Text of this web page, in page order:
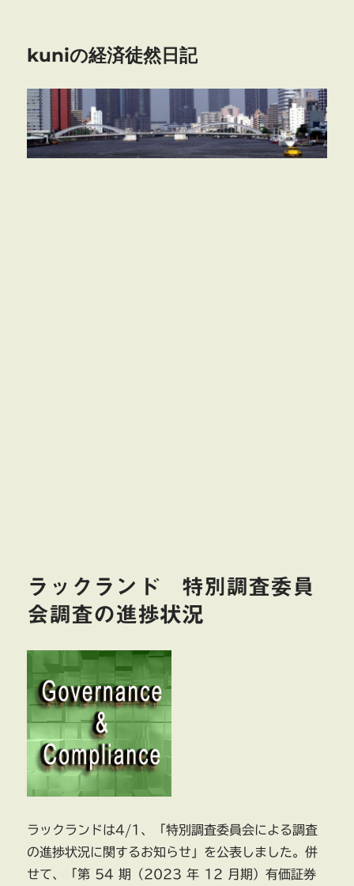
kuniの経済徒然日記
ラックランド 特別調査委員
会調査の進捗状況
ラックランドは4/1、「特別調査委員会による調査
の進捗状況に関するお知らせ」を公表しました。併
せて、「第 54 期（2023 年 12 月期）有価証券